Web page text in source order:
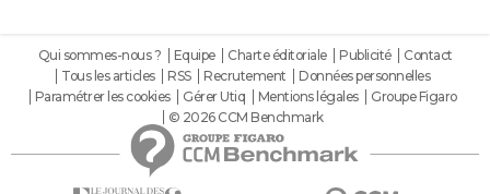
Qui sommes-nous ? Equipe Charte éditoriale Publicité
Contact
Tous les articles
RSS Recrutement
Données personnelles
Paramétrer les cookies
Gérer Utiq Mentions légales
Groupe Figaro
© 2026 CCM Benchmark